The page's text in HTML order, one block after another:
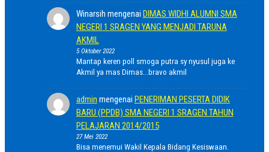
Winarsih mengenai DIMAS WIDHI ALUMNI SMA
NEGERI 1 SRAGEN YANG MENJADI TARUNA
AKMIL
5 Oktober 2022
Mantap keren poll smoga putra sy nyusul juga ke
Akmil ya mas Dimas...bravo akmil
admin mengenai PENERIMAN PESERTA DIDIK
BARU (PPDB) SMA NEGERI 1 SRAGEN TAHUN
PELAJARAN 2014/2015
27 Mei 2022
Bisa menemui Wakil Kepala Bidang Kesiswaan.